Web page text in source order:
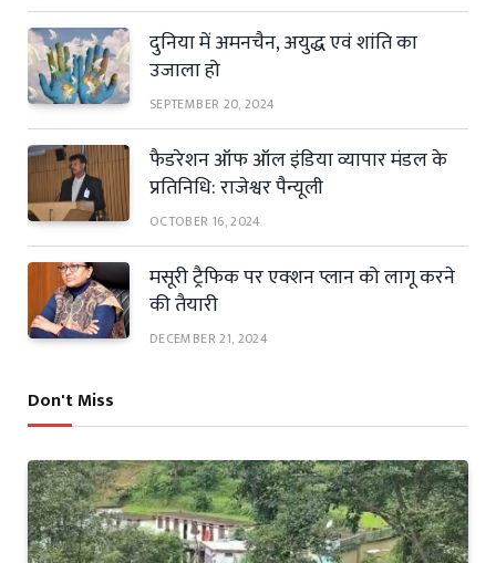
दुनिया में अमनचैन, अयुद्ध एवं शांति का
उजाला हो
SEPTEMBER 20, 2024
फैडरेशन ऑफ ऑल इंडिया व्यापार मंडल के
प्रतिनिधि: राजेश्वर पैन्यूली
OCTOBER 16, 2024
मसूरी ट्रैफिक पर एक्शन प्लान को लागू करने
की तैयारी
DECEMBER 21, 2024
Don't Miss